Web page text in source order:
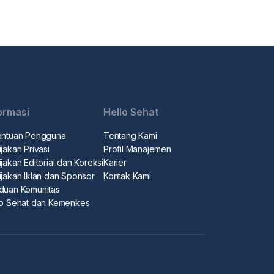
Pengguna
Privasi
Editorial dan Koreksi
Iklan dan Sponsor
Komunitas
Sehat dan Kemenkes
Hello Sehat
Tentang Kami
Profil Manajemen
Karier
Kontak Kami